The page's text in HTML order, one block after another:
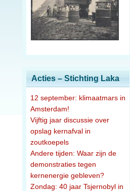
Acties – Stichting Laka
12 september: klimaatmars in
Amsterdam!
Vijftig jaar discussie over
opslag kernafval in
zoutkoepels
Andere tijden: Waar zijn de
demonstraties tegen
kernenergie gebleven?
Zondag: 40 jaar Tsjernobyl in